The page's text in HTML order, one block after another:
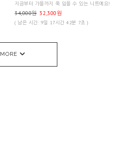
지금부터 가을까지 쭉 입을 수 있는 니트예요!
34,000원 32,300원
( 남은 시간: 9일 17시간 42분 7초 )
MORE